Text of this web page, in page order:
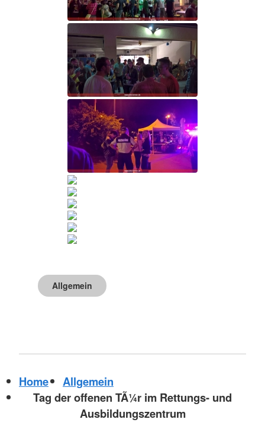
Allgemein
Home
Allgemein
Tag der offenen TÃ¼r im Rettungs- und
Ausbildungszentrum